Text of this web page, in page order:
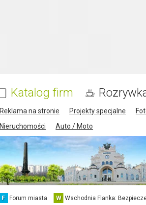
Katalog firm
Reklama na stronie Projekty specjalne
Nieruchomości
Auto / Moto
F Forum miasta W Wschodnia Flanka: